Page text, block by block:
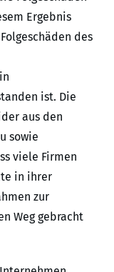
Ergebnis
des
ist. Die
aus den
sowie
viele Firmen
in ihrer
zur
Weg gebracht